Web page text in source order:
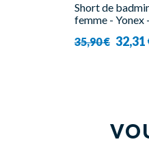
Short de
femme - Yonex -
35,90 € 32,31